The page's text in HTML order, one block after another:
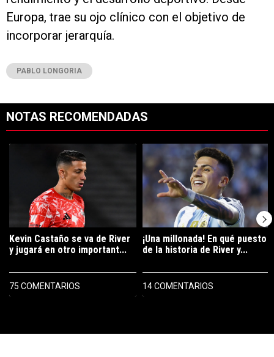
Europa, trae su ojo clínico con el objetivo de
incorporar jerarquía.
PABLO LONGORIA
NOTAS RECOMENDADAS
Un artículo de tendencia con el título "Kevin Castaño se va de
Kevin Castaño se va de River
y jugará en otro important...
75 COMENTARIOS
Un artículo de tendencia con el
¡Una millonada! En qué puesto
de la historia de River y...
14 COMENTARIOS